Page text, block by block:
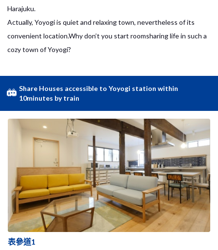
Harajuku.
Actually, Yoyogi is quiet and relaxing town, nevertheless of its
convenient location.Why don’t you start roomsharing life in such a
cozy town of Yoyogi?
Share Houses accessible to Yoyogi station within
10minutes by train
表參道1